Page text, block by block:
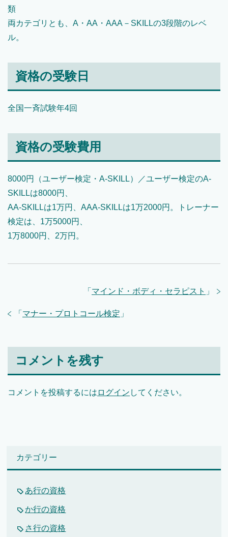
類
両カテゴリとも、A・AA・AAA－SKILLの3段階のレベ
ル。
資格の受験日
全国一斉試験年4回
資格の受験費用
8000円（ユーザー検定・A-SKILL）／ユーザー検定のA-
SKILLは8000円、
AA-SKILLは1万円、AAA-SKILLは1万2000円。トレーナー
検定は、1万5000円、
1万8000円、2万円。
「 マインド・ボディ・セラピスト 」
「 マナー・プロトコール検定 」
コメントを残す
コメントを投稿するには ログイン してください。
カテゴリー
あ行の資格
か行の資格
さ行の資格